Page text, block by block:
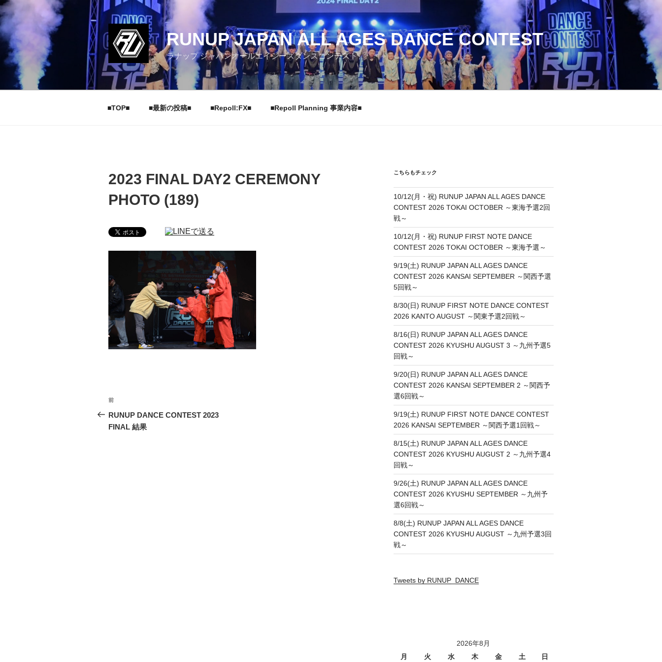
コ
ン
テ
ン
へ
キ
RUNUP JAPAN ALL AGES DANCE CONTEST
ラナップ ジャパンオールエイジーズダンスコンテスト
■TOP■ ■最新の投稿■ ■Repoll:FX■ ■Repoll Planning 事業内容■
2023 FINAL DAY2 CEREMONY
PHOTO (189)
投
稿
ナ
前
の
投
前
RUNUP DANCE CONTEST 2023
FINAL 結果
こちらもチェック
10/12(月・祝) RUNUP JAPAN ALL AGES DANCE
CONTEST 2026 TOKAI OCTOBER ～東海予選2回
戦～
10/12(月・祝) RUNUP FIRST NOTE DANCE
CONTEST 2026 TOKAI OCTOBER ～東海予選～
9/19(土) RUNUP JAPAN ALL AGES DANCE
CONTEST 2026 KANSAI SEPTEMBER ～関西予選
5回戦～
8/30(日) RUNUP FIRST NOTE DANCE CONTEST
2026 KANTO AUGUST ～関東予選2回戦～
8/16(日) RUNUP JAPAN ALL AGES DANCE
CONTEST 2026 KYUSHU AUGUST 3 ～九州予選5
回戦～
9/20(日) RUNUP JAPAN ALL AGES DANCE
CONTEST 2026 KANSAI SEPTEMBER 2 ～関西予
選6回戦～
9/19(土) RUNUP FIRST NOTE DANCE CONTEST
2026 KANSAI SEPTEMBER ～関西予選1回戦～
8/15(土) RUNUP JAPAN ALL AGES DANCE
CONTEST 2026 KYUSHU AUGUST 2 ～九州予選4
回戦～
9/26(土) RUNUP JAPAN ALL AGES DANCE
CONTEST 2026 KYUSHU SEPTEMBER ～九州予
選6回戦～
8/8(土) RUNUP JAPAN ALL AGES DANCE
CONTEST 2026 KYUSHU AUGUST ～九州予選3回
戦～
Tweets by RUNUP_DANCE
2026年8月
月
火 水 木 金 土 日